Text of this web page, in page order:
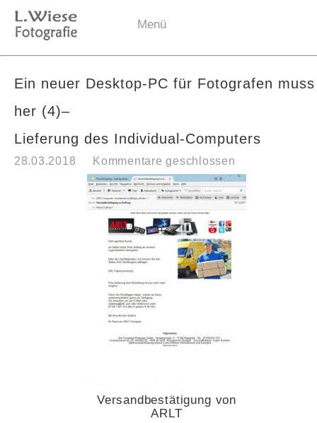
Menü
Ein neuer Desktop-PC für Fotografen muss
her (4)–
Lieferung des Individual-Computers
28.03.2018 Kommentare geschlossen
Versandbestätigung von
ARLT